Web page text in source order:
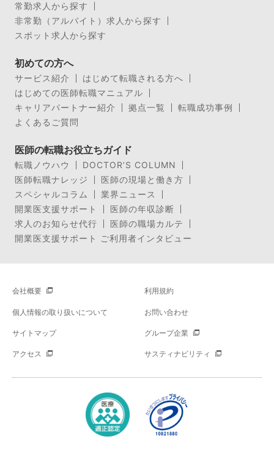
常勤求人から探す
非常勤（アルバイト）求人から探す
スポット求人から探す
初めての方へ
サービス紹介
はじめて転職される方へ
はじめての医師転職マニュアル
キャリアパートナー紹介
拠点一覧
転職成功事例
よくあるご質問
医師の転職お役立ちガイド
転職ノウハウ
DOCTOR’S COLUMN
医師転職ナレッジ
医師の現場と働き方
スペシャルコラム
業界ニュース
開業医支援サポート
医師の年収診断
求人のお知らせ代行
医師の職場カルテ
開業医支援サポート ご利用者インタビュー
会社概要 利用規約
個人情報の取り扱いについて お問い合わせ
サイトマップ グループ企業
アクセス サスティナビリティ